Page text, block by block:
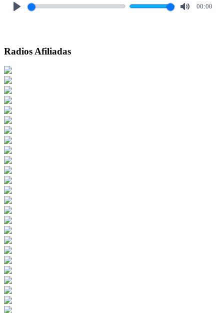
00:00
Radios Afiliadas